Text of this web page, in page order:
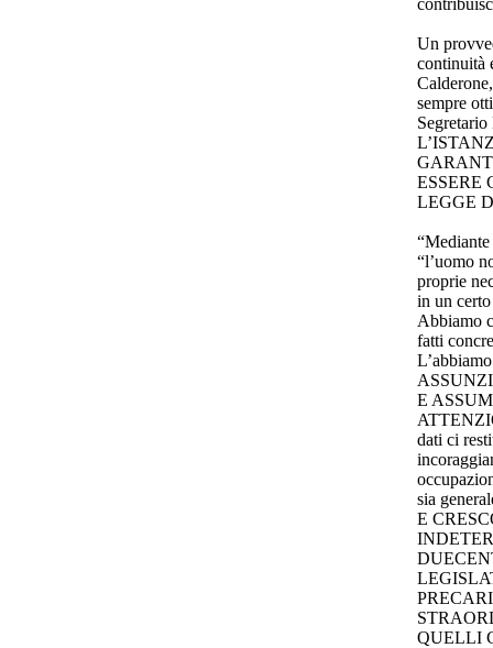
Un
continuità
sempre
ESSERE
LEGGE
“l’uomo
proprie
in un
Abbiamo
fatti
E
dati ci
sia
E
QUELLI